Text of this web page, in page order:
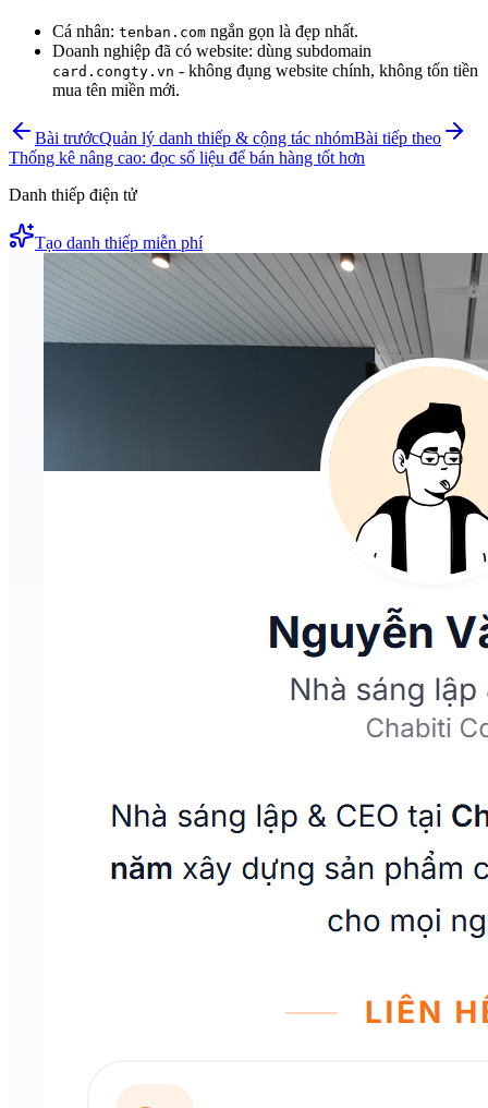
Cá nhân: tenban.com ngắn gọn là đẹp nhất.
Doanh nghiệp đã có website: dùng subdomain
card.congty.vn - không đụng website chính, không tốn tiền
mua tên miền mới.
Bài trướcQuản lý danh thiếp & cộng tác nhómBài tiếp theo
Thống kê nâng cao: đọc số liệu để bán hàng tốt hơn
Danh thiếp điện tử
Tạo danh thiếp miễn phí